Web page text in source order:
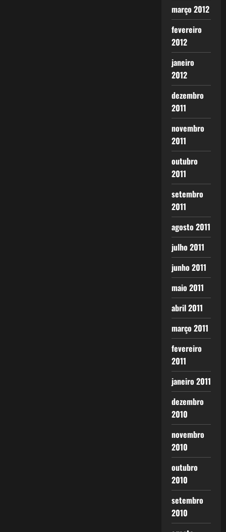
março 2012
fevereiro
2012
janeiro
2012
dezembro
2011
novembro
2011
outubro
2011
setembro
2011
agosto 2011
julho 2011
junho 2011
maio 2011
abril 2011
março 2011
fevereiro
2011
janeiro 2011
dezembro
2010
novembro
2010
outubro
2010
setembro
2010